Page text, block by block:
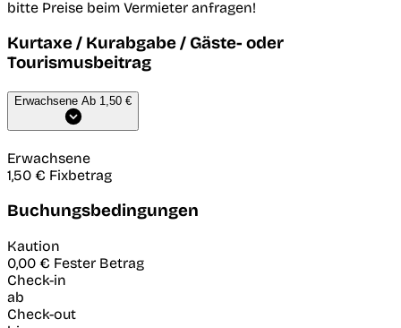
bitte Preise beim Vermieter anfragen!
Kurtaxe / Kurabgabe / Gäste- oder
Tourismusbeitrag
Erwachsene Ab 1,50 €
Erwachsene
1,50 € Fixbetrag
Buchungsbedingungen
Kaution
0,00 € Fester Betrag
Check-in
ab
Check-out